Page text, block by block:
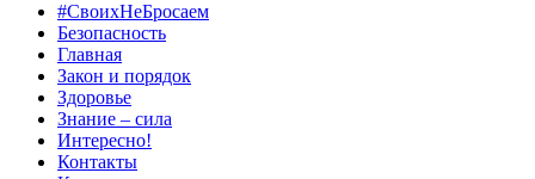
#СвоихНеБросаем
Безопасность
Главная
Закон и порядок
Здоровье
Знание – сила
Интересно!
Контакты